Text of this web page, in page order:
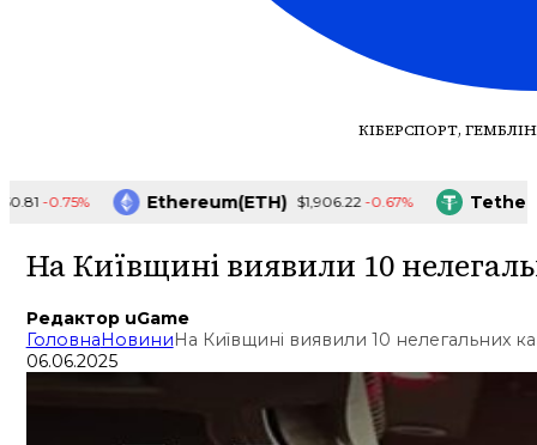
КІБЕРСПОРТ,
Ethereum(ETH) $1,906.22 -0.67% Tether(USDT)
На Київщині виявили 10
Редактор uGame
ГоловнаНовиниНа Київщині виявили 10 нелегальних
06.06.2025